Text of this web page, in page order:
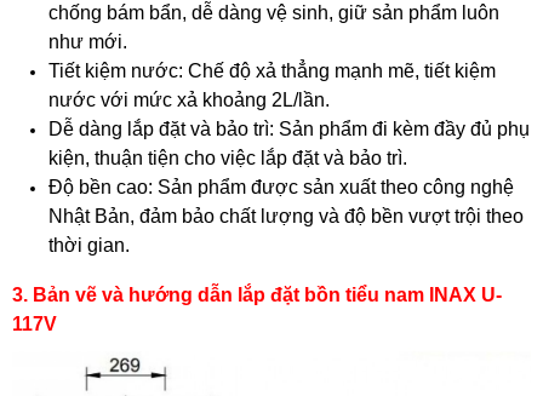
chống bám bẩn, dễ dàng vệ sinh, giữ sản phẩm luôn
như mới.
Tiết kiệm nước: Chế độ xả thẳng mạnh mẽ, tiết kiệm
nước với mức xả khoảng 2L/lần.
Dễ dàng lắp đặt và bảo trì: Sản phẩm đi kèm đầy đủ phụ
kiện, thuận tiện cho việc lắp đặt và bảo trì.
Độ bền cao: Sản phẩm được sản xuất theo công nghệ
Nhật Bản, đảm bảo chất lượng và độ bền vượt trội theo
thời gian.
3. Bản vẽ và hướng dẫn lắp đặt bồn tiểu nam INAX U-
117V